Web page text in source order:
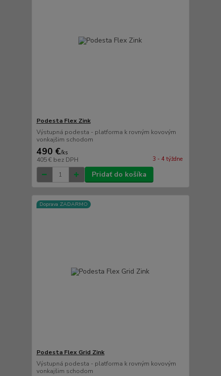
Podesta Flex Zink
Výstupná podesta - platforma k rovným kovovým
vonkajšim schodom
490 €/ks
405 € bez DPH 3 - 4 týždne
Pridať do košíka
Doprava ZADARMO
Podesta Flex Grid Zink
Výstupná podesta - platforma k rovným kovovým
vonkajšim schodom